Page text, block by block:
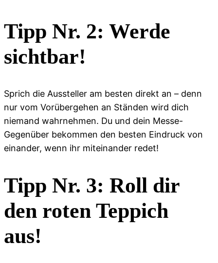
Tipp Nr. 2: Werde
sichtbar!
Sprich die Aussteller am besten direkt an – denn
nur vom Vorübergehen an Ständen wird dich
niemand wahrnehmen. Du und dein Messe-
Gegenüber bekommen den besten Eindruck von
einander, wenn ihr miteinander redet!
Tipp Nr. 3: Roll dir
den roten Teppich
aus!